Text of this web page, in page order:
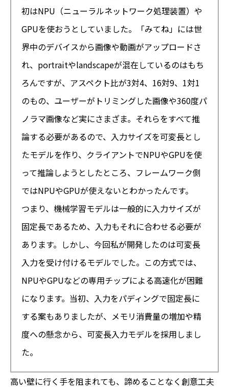
初はNPU（ニューラルネットワーク処理装置）や
GPUを使おうとしていました。「みてね」には世
界中のデバイスから画像や動画がアップロードさ
れ、portraitやlandscapeが混在しているのはもち
ろんですが、アスペクト比が3対4、16対9、1対1
のもの、ユーザーがトリミングした画像や360度パ
ノラマ画像など実にさまざま。それらをすべて推
論する必要があるので、入力サイズを可変長とし
たモデルを作り、クライアントでNPUやGPUを使
って推論しようとしたところ、フレームワーク側
ではNPUやGPUが使えないとわかったんです。
つまり、機械学習モデルは一般的に入力サイズが
固定長であるため、入力もそれに合わせる必要が
あります。しかし、今回私が開発したのは可変長
入力を受け付けるモデルでした。この方式では、
NPUやGPUなどの専用チップによる高速化が困難
になります。当初、入力をパディングで固定長に
する案もありましたが、メモリ消費量の増加や精
度への懸念から、可変長入力モデルを採用しまし
た。
高い壁に行く手を阻まれても、諦めることなく創意工夫